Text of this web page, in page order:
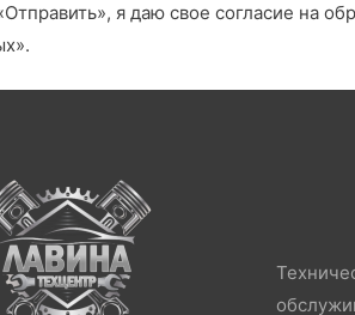
я даю свое согласие на